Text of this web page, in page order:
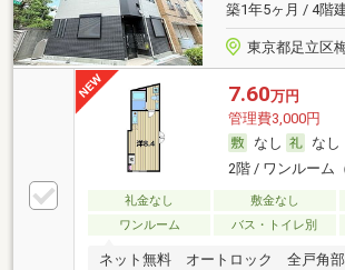
築1年5ヶ月 / 4階
東京都足立区
7.60万円
管理費3,000円
なし
なし
2階 / ワンルーム
礼金なし 敷金なし
ワンルーム
バス・トイレ別
ネット無料 オートロック 全戸角